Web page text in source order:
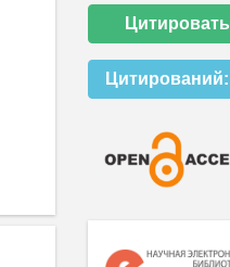
Цитировать
Цитирований: